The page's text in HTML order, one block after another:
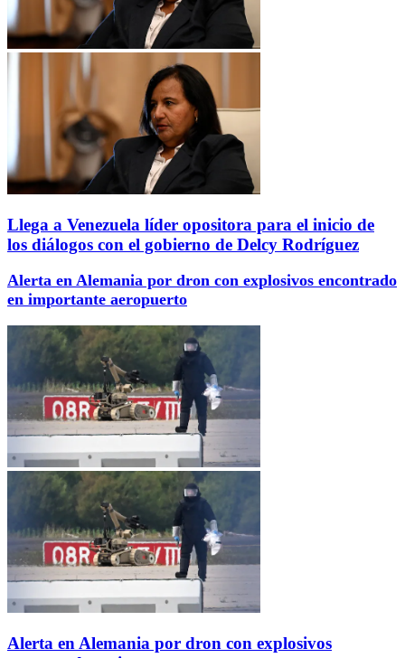
Llega a Venezuela líder opositora para el inicio de
los diálogos con el gobierno de Delcy Rodríguez
Alerta en Alemania por dron con explosivos encontrado
en importante aeropuerto
Alerta en Alemania por dron con explosivos